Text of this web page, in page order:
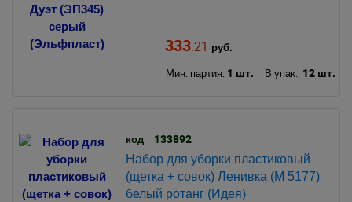
333.21 руб.
Мин. партия: 1 шт. В упак.: 12 шт.
код 133892
Набор для уборки пластиковый
(щетка + совок) Ленивка (М 5177)
белый ротанг (Идея)